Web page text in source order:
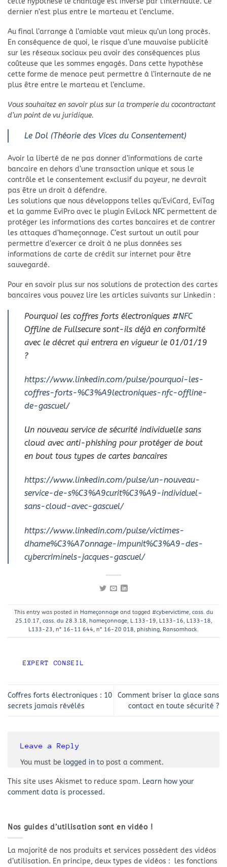
dernier n’est plus entre le marteau et l’enclume.
Au final l’arrange à l’amiable vaut mieux qu’un long procès.
En conséquence de quoi, le risque d’une mauvaise publicité
sur les réseaux sociaux peu avoir des conséquences plus
coûteuse que les sommes engagés. Dans cette hypothèse
cette forme de menace peut permettre à l’internaute de ne
plus être entre le marteau et l’enclume.
Vous souhaitez en savoir plus sur la tromperie du cocontractant
d’un point de vu juridique.
Le Dol (Théorie des Vices du Consentement)
Avoir la liberté de ne pas donner d’informations de carte
bancaire en dehors d’une transaction unique et sous le
contrôle et le consentement exclusif du payeur, ne devrait
pas être un droit à défendre.
Les solutions que nous développons telles qu’EviCard, EviTag
et la gamme EviPro avec le plugin EviLock NFC permettent de
protéger les informations des cartes bancaires et de contrer
les attaques d’hameçonnage. C’est surtout un outil pour
permettre d’exercer ce droit à ne plus données ses
informations de carte de crédit sur internet pour être
sauvegardé.
Pour en savoir plus sur nos solutions de protection des cartes
bancaires vous pouvez lire les articles suivants sur Linkedin :
Pourquoi les coffres forts électroniques #NFC
Offline de Fullsecure sont-ils déjà en conformité
avec le décret qui entrera en vigueur le 01/01/19
?
https://www.linkedin.com/pulse/pourquoi-les-
coffres-forts-%C3%A9lectroniques-nfc-offline-
de-gascuel/
Un nouveau service de sécurité individuelle sans
cloud avec anti-phishing pour protéger de bout
en bout tous types de cartes bancaires
https://www.linkedin.com/pulse/un-nouveau-
service-de-s%C3%A9curit%C3%A9-individuel-
sans-cloud-avec-gascuel/
https://www.linkedin.com/pulse/victimes-
dhame%C3%A7onnage-impunit%C3%A9-des-
cybercriminels-jacques-gascuel/
This entry was posted in Hameçonnageand tagged #cybervictime, cass. du
25.10.17, cass. du 28.3.18, hameçonnage, L.133-19, L133-16, L133-18,
L133-23, n° 16-11 644, n° 16-20 018, phishing, Ransomhack.
EXPERT CONSEIL
Coffres forts électroniques : 10
secrets jamais révélés
Comment briser la glace sans
contact en toute sécurité ?
Leave a Reply
You must be logged in to post a comment.
This site uses Akismet to reduce spam. Learn how your
comment data is processed.
Nos guides d’utilisation sont en vidéo !
La majorité de nos produits et services possèdent des vidéos
d’utilisation. En principe, deux types de vidéos : les fonctions